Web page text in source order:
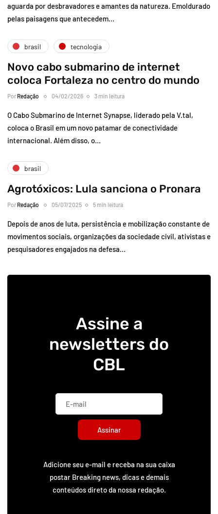
aguarda por desbravadores e amantes da natureza. Emoldurado
pelas paisagens que antecedem…
brasil tecnologia
Novo cabo submarino de internet
coloca Fortaleza no centro do mundo
Por Redação 04/02/2026 3 min leitura
O Cabo Submarino de Internet Synapse, liderado pela V.tal,
coloca o Brasil em um novo patamar de conectividade
internacional. Além disso, o…
brasil
Agrotóxicos: Lula sanciona o Pronara
Por Redação 05/07/2025 5 min leitura
Depois de anos de luta, persistência e mobilização constante de
movimentos sociais, organizações da sociedade civil, ativistas e
pesquisadores engajados na defesa…
Assine a
newsletters do
CBL
Assinar
Adicione seu e-mail e receba na sua caixa
postar Breaking news, dicas e demais
conteúdos direto da nossa redação.